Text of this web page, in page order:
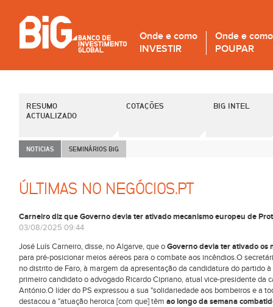
Onde e como
INVESTIR
Onde e como
POUPAR
RESUMO
ACTUALIZADO
COTAÇÕES BIG INTEL
NOTICIAS SEMINÁRIOS BiG
ÚLTIMAS NO NEGÓCIOS.PT
Carneiro diz que Governo devia ter ativado mecanismo europeu de
03/08/2025 09:44
José Luís Carneiro, disse, no Algarve, que oGoverno devia ter ativado os
para pré-posicionar meios aéreos para o combate aos incêndios.O
no distrito de Faro, à margem da apresentação da candidatura do partido
primeiro candidato o advogado Ricardo Cipriano, atual vice-presidente da
António.O líder do PS expressou a sua "solidariedade aos bombeiros e a
destacou a "atuação heroica [com que] têm ao longo da semana